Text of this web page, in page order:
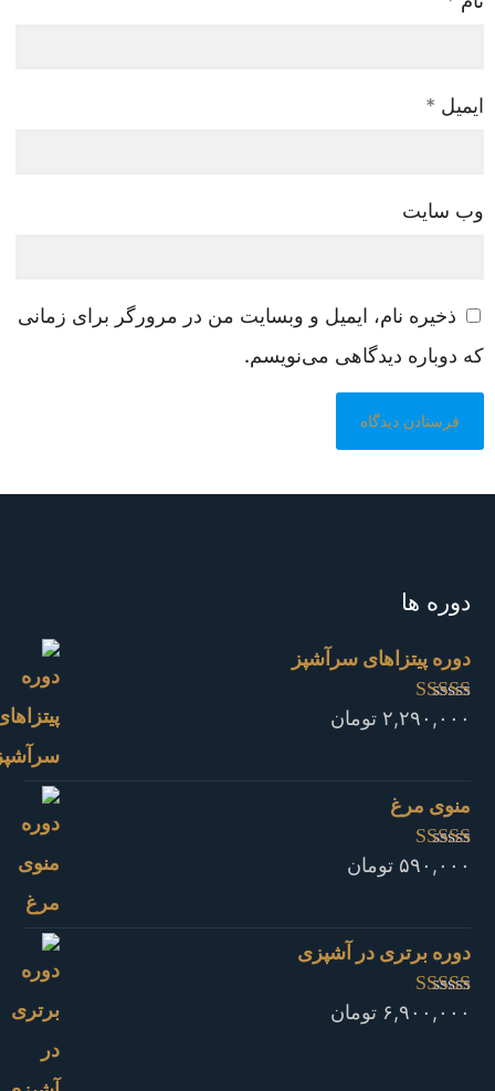
ایمیل *
وب‌ سایت
ذخیره نام، ایمیل و وبسایت من در مرورگر برای زمانی
که دوباره دیدگاهی می‌نویسم.
دوره ها
دوره پیتزاهای سرآشپز
نمره 4.94از۲,۲۹۰,۰۰۰ تومان
منوی مرغ
نمره 4.68از ۵۹۰,۰۰۰ تومان
دوره برتری در آشپزی
نمره 4.92از۶,۹۰۰,۰۰۰ تومان